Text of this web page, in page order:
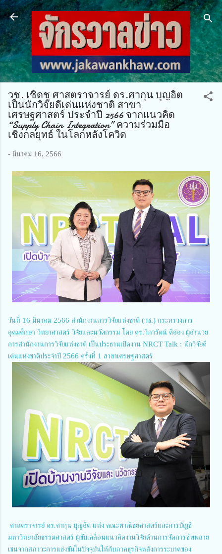
ข้ามไปที่เนื้อหาหลัก
วช. เชิดชู ศาสตราจารย์ ดร.ศากุน บุญอิต
เป็นนักวิจัยดีเด่นแห่งชาติ สาขา
เศรษฐศาสตร์ ประจำปี 2566 จากแนวคิด
“Supply Chain Integration” ความร่วมมือ
เชิงกลยุทธ์ ในโลกหลังโควิด
- มีนาคม 16, 2566
วันที่ 16 มีนาคม 2566 สำนักงานการวิจัยแห่งชาติ (วช.) กระทรวงการ
อุดมศึกษา วิทยาศาสตร์ วิจัยและนวัตกรรม โดย ดร.วิภารัตน์ ดีอ่อง ผู้อำนวย
การสำนักงานการวิจัยแห่งชาติ เป็นประธานเปิดงาน NRCT Talk : นักวิจัยดี
เด่นแห่งชาติประจำปี 2566 ครั้งที่ 1 สาขาเศรษฐศาสตร์
ศาสตราจารย์ ดร.ศากุน บุญอิต แห่ง คณะพาณิชยศาสตร์และการบัญชี
มหาวิทยาลัยธรรมศาสตร์ ผู้ขับเคลื่อนแนวคิดงานวิจัยด้านการจัดการซัพพลาย
เชนจากสภาวะการแข่งขันในปัจจุบันให้กับภาคธุรกิจหลังการระบาดของ